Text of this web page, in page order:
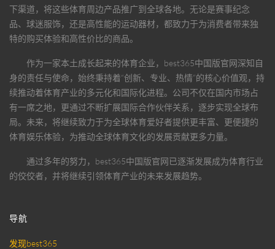
下渠道，将这些体育周边产品推广到全球各地。无论是赛事纪念
品、球迷服饰，还是高性能的运动器材，都致力于为消费者带来独
特的购买体验和高性价比的商品。
作为一家本土成长起来的体育企业， best365中国版官网深知自
身的责任与使命，始终秉持着“创新、专业、热情”的核心价值观，持
续推动着体育产业的多元化和国际化进程。公司不仅在国内市场占
有一席之地，更通过不断扩展国际合作伙伴关系，逐步实现全球布
局。未来，将继续致力于为全球体育爱好者提供更丰富、更便捷的
体育娱乐体验，为推动全球体育文化的发展贡献更多力量。
通过多年的努力， best365中国版官网已逐渐发展成为体育行业
的佼佼者，并将继续引领体育产业的未来发展趋势。
导航
发现best365